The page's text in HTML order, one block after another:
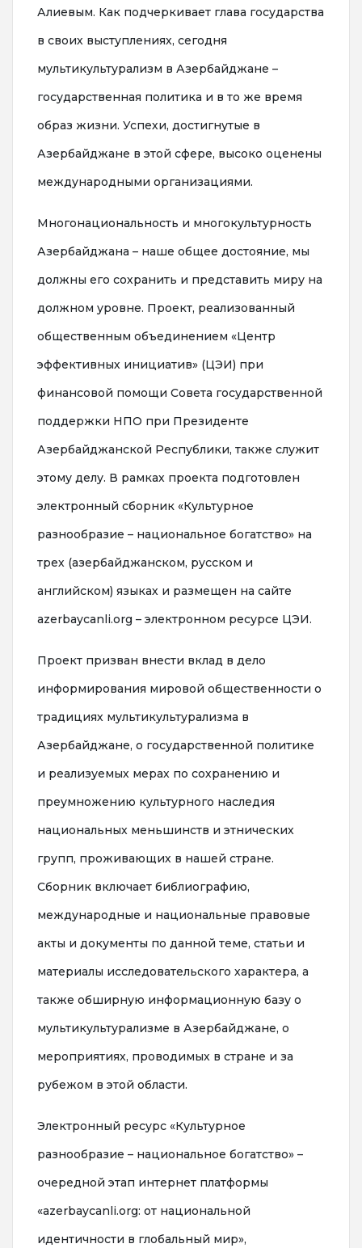
Алиевым. Как подчеркивает глава государства
в своих выступлениях, сегодня
мультикультурализм в Азербайджане –
государственная политика и в то же время
образ жизни. Успехи, достигнутые в
Азербайджане в этой сфере, высоко оценены
международными организациями.
Многонациональность и многокультурность
Азербайджана – наше общее достояние, мы
должны его сохранить и представить миру на
должном уровне. Проект, реализованный
общественным объединением «Центр
эффективных инициатив» (ЦЭИ) при
финансовой помощи Совета государственной
поддержки НПО при Президенте
Азербайджанской Республики, также служит
этому делу. В рамках проекта подготовлен
электронный сборник «Культурное
разнообразие – национальное богатство» на
трех (азербайджанском, русском и
английском) языках и размещен на сайте
azerbaycanli.org – электронном ресурсе ЦЭИ.
Проект призван внести вклад в дело
информирования мировой общественности о
традициях мультикультурализма в
Азербайджане, о государственной политике
и реализуемых мерах по сохранению и
преумножению культурного наследия
национальных меньшинств и этнических
групп, проживающих в нашей стране.
Сборник включает библиографию,
международные и национальные правовые
акты и документы по данной теме, статьи и
материалы исследовательского характера, а
также обширную информационную базу о
мультикультурализме в Азербайджане, о
мероприятиях, проводимых в стране и за
рубежом в этой области.
Электронный ресурс «Культурное
разнообразие – национальное богатство» –
очередной этап интернет платформы
«azerbaycanli.org: от национальной
идентичности в глобальный мир»,